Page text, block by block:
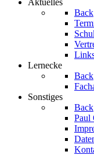
Back
Lernecke
Back
Sonstiges
Back
Paul